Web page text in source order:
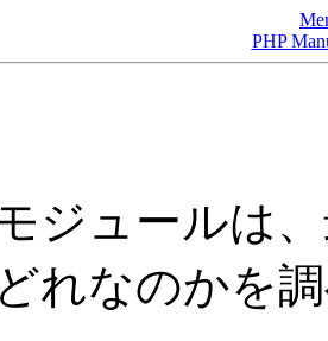
PHP
ジュールは
れなのかを